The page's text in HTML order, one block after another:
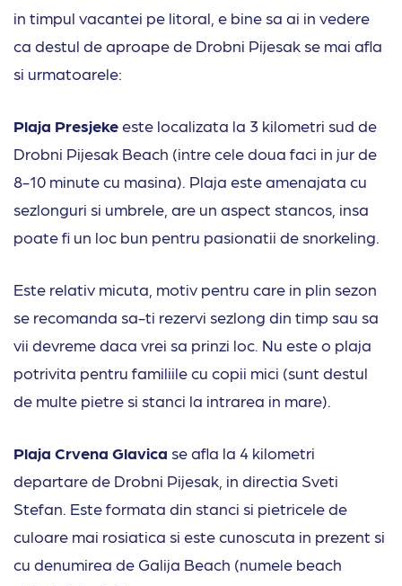
in timpul vacantei pe litoral, e bine sa ai in vedere
ca destul de aproape de Drobni Pijesak se mai afla
si urmatoarele:
Plaja Presjekeeste localizata la 3 kilometri sud de
Drobni Pijesak Beach (intre cele doua faci in jur de
8-10 minute cu masina). Plaja este amenajata cu
sezlonguri si umbrele, are un aspect stancos, insa
poate fi un loc bun pentru pasionatii de snorkeling.
Este relativ micuta, motiv pentru care in plin sezon
se recomanda sa-ti rezervi sezlong din timp sau sa
vii devreme daca vrei sa prinzi loc. Nu este o plaja
potrivita pentru familiile cu copii mici (sunt destul
de multe pietre si stanci la intrarea in mare).
Plaja Crvena Glavica se afla la 4 kilometri
departare de Drobni Pijesak, in directia Sveti
Stefan. Este formata din stanci si pietricele de
culoare mai rosiatica si este cunoscuta in prezent si
cu denumirea de Galija Beach (numele beach